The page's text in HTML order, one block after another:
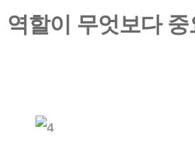
역할이 무엇보다